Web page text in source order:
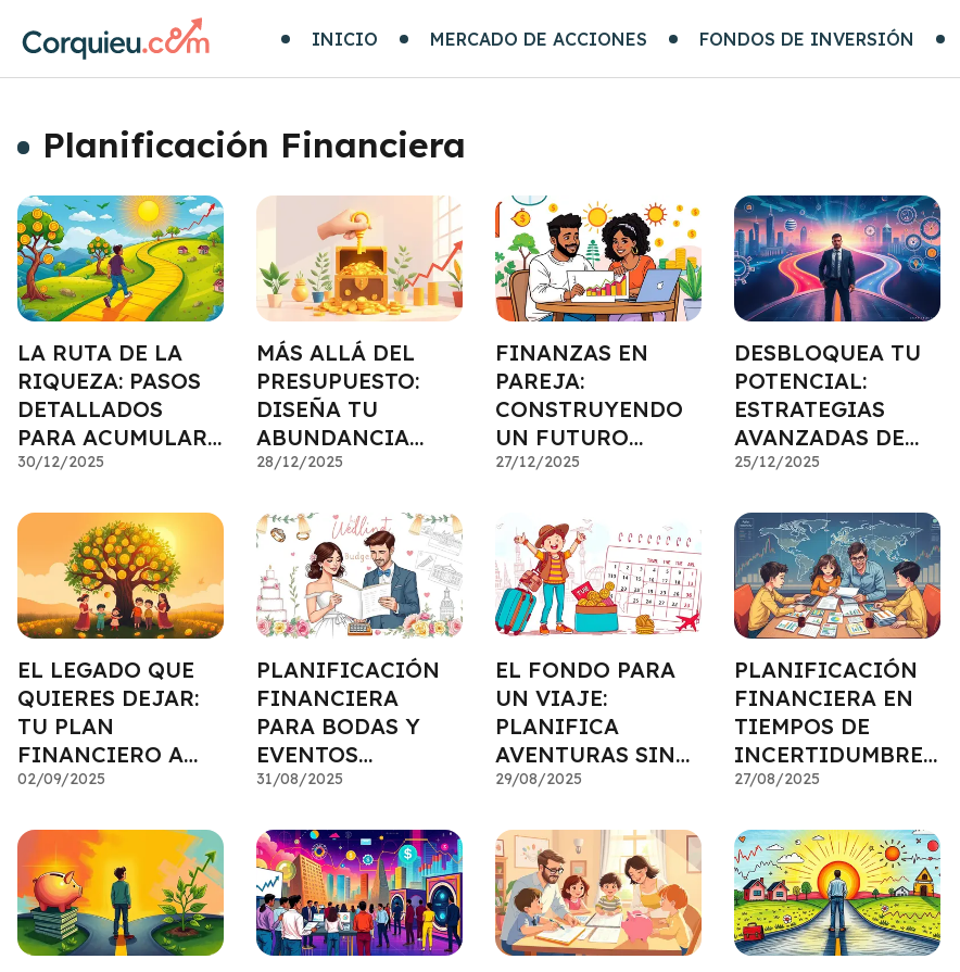
INICIO MERCADO DE ACCIONES FONDOS DE INVERSIÓN
Planificación Financiera
LA RUTA DE LA
RIQUEZA: PASOS
DETALLADOS
PARA ACUMULAR
PATRIMONIO
30/12/2025
MÁS ALLÁ DEL
PRESUPUESTO:
DISEÑA TU
ABUNDANCIA
FINANCIERA
28/12/2025
FINANZAS EN
PAREJA:
CONSTRUYENDO
UN FUTURO
ECONÓMICO
27/12/2025
DESBLOQUEA TU
POTENCIAL:
ESTRATEGIAS
AVANZADAS DE
PLANIFICACIÓN
25/12/2025
EL LEGADO QUE
QUIERES DEJAR:
TU PLAN
FINANCIERO A
LARGO PLAZO
02/09/2025
PLANIFICACIÓN
FINANCIERA
PARA BODAS Y
EVENTOS
IMPORTANTES
31/08/2025
EL FONDO PARA
UN VIAJE:
PLANIFICA
AVENTURAS SIN
DESCUADRAR TUS
29/08/2025
PLANIFICACIÓN
FINANCIERA EN
TIEMPOS DE
INCERTIDUMBRE:
SÉ RESILIENTE
27/08/2025